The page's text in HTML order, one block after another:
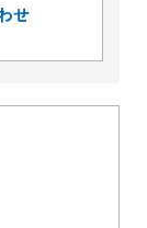
せ